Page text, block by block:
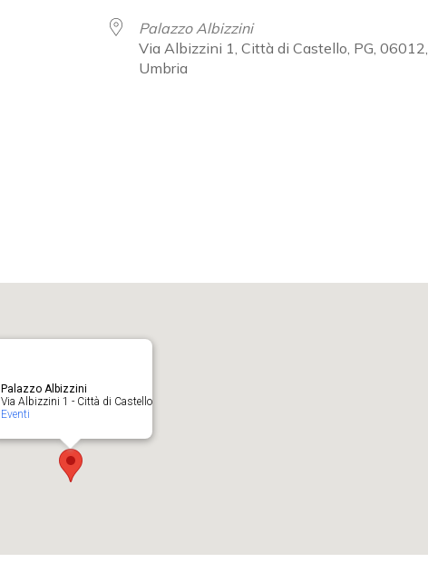
Palazzo Albizzini
Via Albizzini 1, Città di Castello, PG, 06012,
Umbria
Palazzo Albizzini
Via Albizzini 1 - Città di Castello
Eventi